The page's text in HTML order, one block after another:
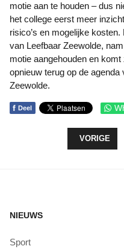
motie aan te houden – dus
het college eerst meer
risico’s en mogelijke
van Leefbaar Zeewolde,
motie aangehouden en
opnieuw terug op de
Zeewolde.
f Deel
VORIG
VORIGE
NIEUWS
Sport